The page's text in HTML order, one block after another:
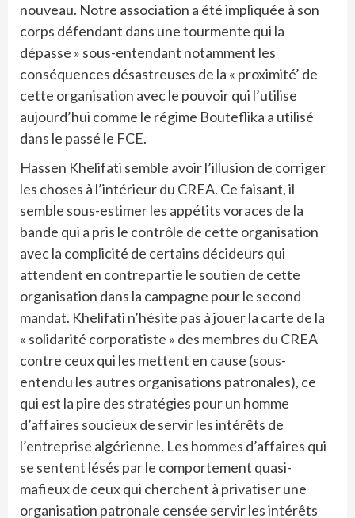
nouveau. Notre association a été impliquée à son
corps défendant dans une tourmente qui la
dépasse » sous-entendant notamment les
conséquences désastreuses de la « proximité’ de
cette organisation avec le pouvoir qui l’utilise
aujourd’hui comme le régime Bouteflika a utilisé
dans le passé le FCE.
Hassen Khelifati semble avoir l’illusion de corriger
les choses à l’intérieur du CREA. Ce faisant, il
semble sous-estimer les appétits voraces de la
bande qui a pris le contrôle de cette organisation
avec la complicité de certains décideurs qui
attendent en contrepartie le soutien de cette
organisation dans la campagne pour le second
mandat. Khelifati n’hésite pas à jouer la carte de la
« solidarité corporatiste » des membres du CREA
contre ceux qui les mettent en cause (sous-
entendu les autres organisations patronales), ce
qui est la pire des stratégies pour un homme
d’affaires soucieux de servir les intérêts de
l’entreprise algérienne. Les hommes d’affaires qui
se sentent lésés par le comportement quasi-
mafieux de ceux qui cherchent à privatiser une
organisation patronale censée servir les intérêts